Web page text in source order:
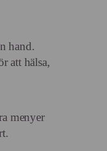
hand.
att hälsa,
menyer